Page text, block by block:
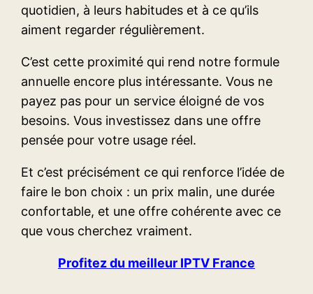
quotidien, à leurs habitudes et à ce qu’ils
aiment regarder régulièrement.
C’est cette proximité qui rend notre formule
annuelle encore plus intéressante. Vous ne
payez pas pour un service éloigné de vos
besoins. Vous investissez dans une offre
pensée pour votre usage réel.
Et c’est précisément ce qui renforce l’idée de
faire le bon choix : un prix malin, une durée
confortable, et une offre cohérente avec ce
que vous cherchez vraiment.
Profitez du meilleur IPTV France